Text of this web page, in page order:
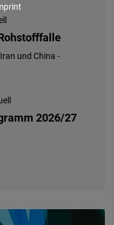
und China -
2026/27